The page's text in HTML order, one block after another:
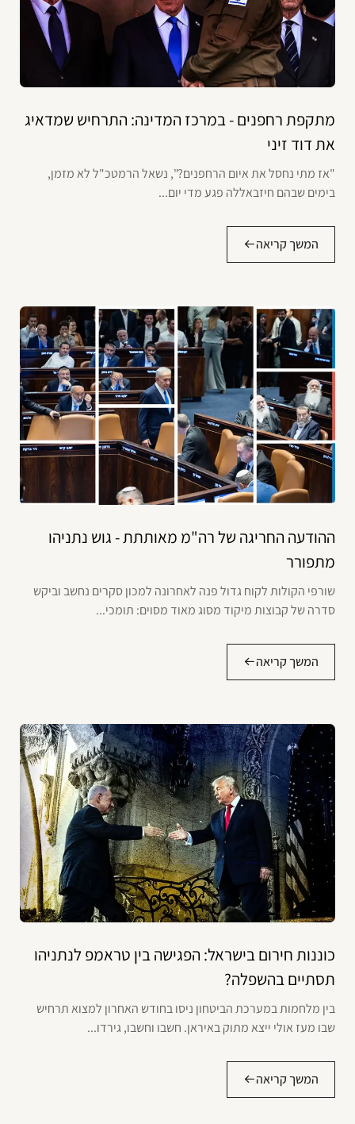
מתקפת רחפנים - במרכז המדינה: התרחיש שמדאיג
את דוד זיני
"אז מתי נחסל את איום הרחפנים?", נשאל הרמטכ"ל לא מזמן,
בימים שבהם חיזבאללה פגע מדי יום...
המשך קריאה
ההודעה החריגה של רה"מ מאותתת - גוש נתניהו
מתפורר
שורפי הקולות לקוח גדול פנה לאחרונה למכון סקרים נחשב וביקש
סדרה של קבוצות מיקוד מסוג מאוד מסוים: תומכי...
המשך קריאה
כוננות חירום בישראל: הפגישה בין טראמפ לנתניהו
תסתיים בהשפלה?
בין מלחמות במערכת הביטחון ניסו בחודש האחרון למצוא תרחיש
שבו מעז אולי ייצא מתוק באיראן. חשבו וחשבו, גירדו...
המשך קריאה